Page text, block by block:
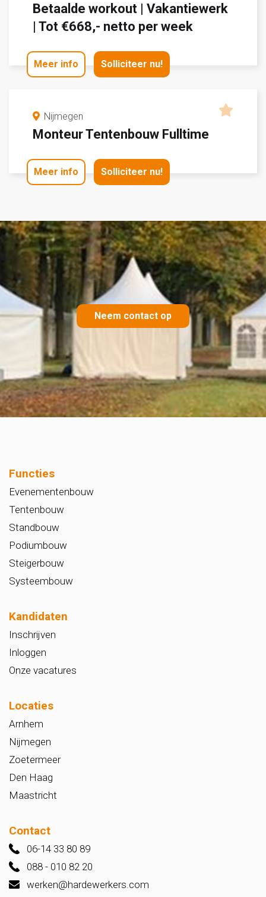
Betaalde workout | Vakantiewerk
| Tot €668,- netto per week
Meer info Solliciteer nu!
Nijmegen
Monteur Tentenbouw Fulltime
Meer info Solliciteer nu!
Neem contact op
Functies
Evenementenbouw
Tentenbouw
Standbouw
Podiumbouw
Steigerbouw
Systeembouw
Kandidaten
Inschrijven
Inloggen
Onze vacatures
Locaties
Arnhem
Nijmegen
Zoetermeer
Den Haag
Maastricht
Contact
06-14 33 80 89
088 - 010 82 20
werken@hardewerkers.com